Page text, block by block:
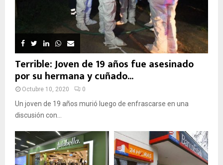
Terrible: Joven de 19 años fue asesinado
por su hermana y cuñado...
Octubre 10, 2020 0
Un joven de 19 años murió luego de enfrascarse en una
discusión con...